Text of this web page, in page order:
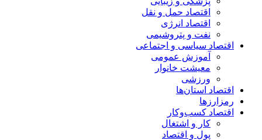
اقتصاد حمل و نقل
اقتصاد انرژی
نفت و پتروشیمی
اقتصاد سیاسی و اجتماعی
آموزش عمومی
معیشت خانوار
ورزشی
اقتصاد استان‌ها
رمزارزها
اقتصاد کسب‌و‌کار
کار و اشتغال
پول و اقتصاد